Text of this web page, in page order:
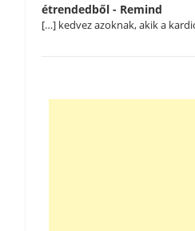
étrendedből - Remind
[…] kedvez azoknak, akik a